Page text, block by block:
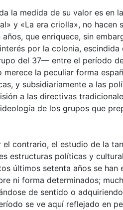
la medida de su valor es en
y «La era criolla», no hacen
años, que enriquece, sin
por la colonia,
del 37— entre el período
merece la peculiar forma
y subsidiariamente a las
a las directivas
de los grupos que
contrario, el estudio de la
estructuras políticas y
últimos setenta años se
ni forma determinados;
de sentido o
se ve aquí reflejado en